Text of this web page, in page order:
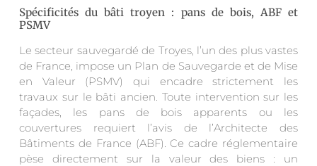
Spécificités du bâti troyen : pans de bois, ABF et
PSMV
Le secteur sauvegardé de Troyes, l’un des plus vastes
de France, impose un Plan de Sauvegarde et de Mise
en Valeur (PSMV) qui encadre strictement les
travaux sur le bâti ancien. Toute intervention sur les
façades, les pans de bois apparents ou les
couvertures requiert l’avis de l’Architecte des
Bâtiments de France (ABF). Ce cadre réglementaire
pèse directement sur la valeur des biens : un